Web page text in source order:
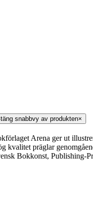
snabbvy av produkten×
Arena ger ut
kvalitet präglar
Bokkonst, Publishing-